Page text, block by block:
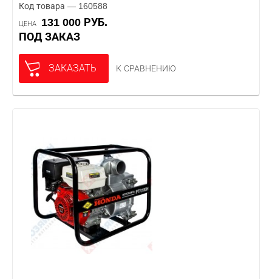
Код товара — 160588
ЦЕНА
131 000 РУБ.
ПОД ЗАКАЗ
ЗАКАЗАТЬ К СРАВНЕНИЮ